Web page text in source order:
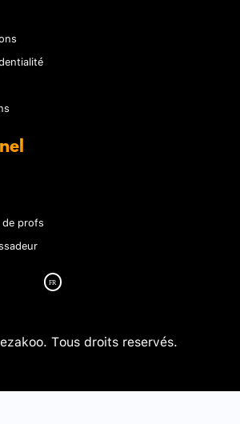
profs
Tous droits reservés.